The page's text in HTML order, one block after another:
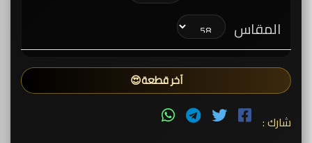
المقاس
آخر قطعة😍
شارك :